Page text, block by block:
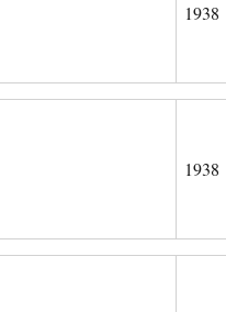
1938
1938